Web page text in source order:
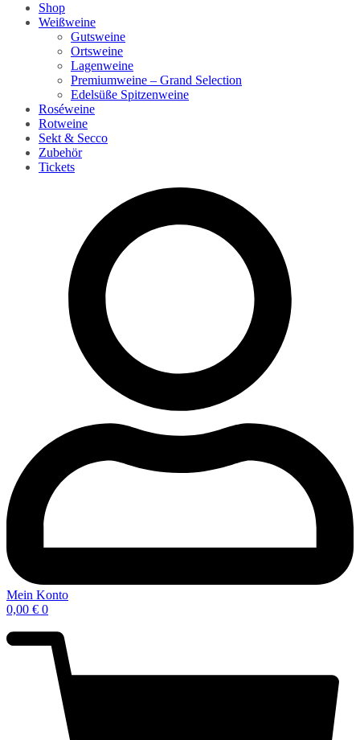
Shop
Weißweine
Gutsweine
Ortsweine
Lagenweine
Premiumweine – Grand Selection
Edelsüße Spitzenweine
Roséweine
Rotweine
Sekt & Secco
Zubehör
Tickets
Mein Konto
0,00 € 0